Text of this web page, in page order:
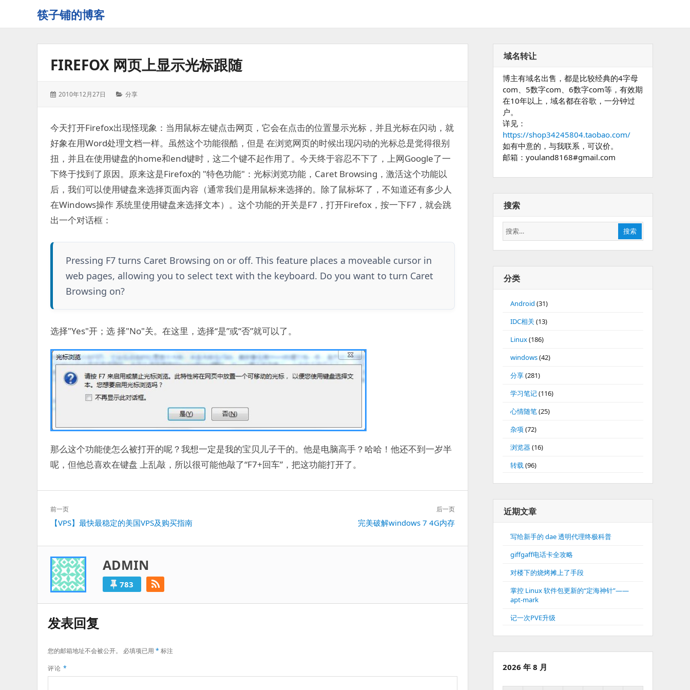
筷子铺的博客
录
FIREFOX 网页上显示光标跟随
发
2010年12月27日
分
分享
今天打开Firefox出现怪现象：当用鼠标左键点击网页，它会在点击的位置显示光标，并且光标在闪动，就
好象在用Word处理文档一样。虽然这个功能很酷，但是 在浏览网页的时候出现闪动的光标总是觉得很别
扭，并且在使用键盘的home和end键时，这二个键不起作用了。今天终于容忍不下了，上网Google了一
下终于找到了原因。原来这是Firefox的 "特色功能"：光标浏览功能，Caret Browsing，激活这个功能以
后，我们可以使用键盘来选择页面内容（通常我们是用鼠标来选择的。除了鼠标坏了，不知道还有多少人
在Windows操作 系统里使用键盘来选择文本）。这个功能的开关是F7，打开Firefox，按一下F7，就会跳
出一个对话框：
Pressing F7 turns Caret Browsing on or off. This feature places a moveable cursor in
web pages, allowing you to select text with the keyboard. Do you want to turn Caret
Browsing on?
选择"Yes"开；选 择"No"关。在这里，选择“是”或“否”就可以了。
那么这个功能使怎么被打开的呢？我想一定是我的宝贝儿子干的。他是电脑高手？哈哈！他还不到一岁半
呢，但他总喜欢在键盘 上乱敲，所以很可能他敲了“F7+回车”，把这功能打开了。
文
章
导
航
前一页
上
篇：
【VPS】最快最稳定的美国VPS及购买指南
后一页
篇：
完美破解windows 7 4G内存
ADMIN
783
发表回复
您的邮箱地址不会被公开。 必填项已用 *标注
评论 *
域名转让
博主有域名出售，都是比较经典的4字母
com、5数字com、6数字com等，有效期
在10年以上，域名都在谷歌，一分钟过
户。
详见：
https://shop34245804.taobao.com/
如有中意的，与我联系，可议价。
邮箱：youland8168#gmail.com
搜索
搜
索：
搜索
分类
Android (31)
IDC相关(13)
Linux(186)
windows(42)
分享(281)
学习笔记(116)
心情随笔(25)
杂项 (72)
浏览器(16)
转载(96)
近期文章
写给新手的 dae 透明代理终极科普
giffgaff电话卡全攻略
对楼下的烧烤摊上了手段
掌控 Linux 软件包更新的“定海神针”——
apt-mark
记一次PVE升级
2026 年 8 月